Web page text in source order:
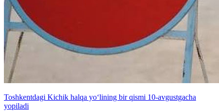
Toshkentdagi Kichik halqa yo‘lining bir qismi 10-avgustgacha
yopiladi